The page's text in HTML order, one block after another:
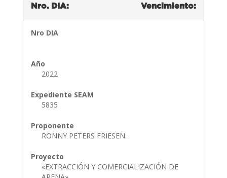
Nro. DIA: Vencimiento:
Nro DIA
Año
2022
Expediente SEAM
5835
Proponente
RONNY PETERS FRIESEN.
Proyecto
«EXTRACCIÓN Y COMERCIALIZACIÓN DE